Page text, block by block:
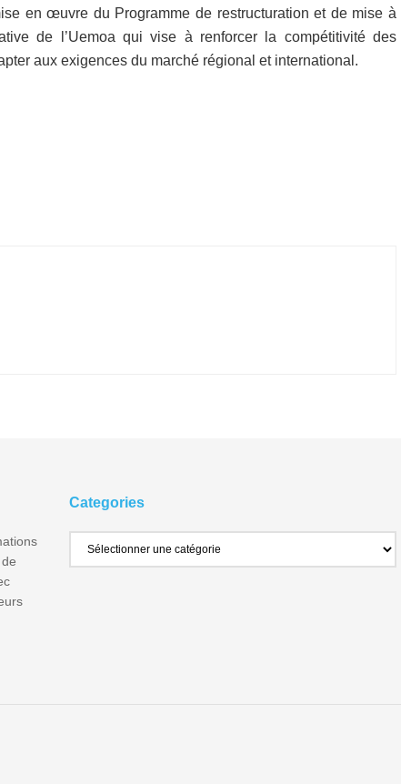
en œuvre du Programme de restructuration et de mise à
de l’Uemoa qui vise à renforcer la compétitivité des
aux exigences du marché régional et international.
Categories